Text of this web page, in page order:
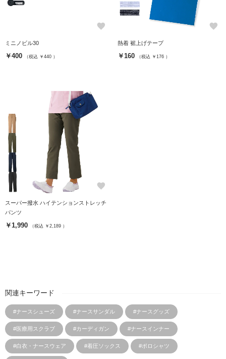
favorite
ミニノビル30
￥400 （税込 ￥440 ）
favorite
熱着 裾上げテープ
￥160 （税込 ￥176 ）
favorite
スーパー撥水 ハイテンションストレッチ
パンツ
￥1,990 （税込 ￥2,189 ）
関連キーワード
#ナースシューズ #ナースサンダル #ナースグッズ
#医療用スクラブ #カーディガン #ナースインナー
#白衣・ナースウェア #着圧ソックス #ポロシャツ